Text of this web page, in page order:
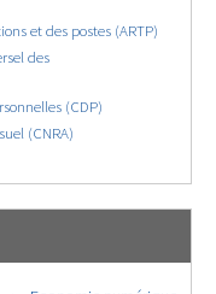
et des postes (ARTP)
des
(CDP)
(CNRA)